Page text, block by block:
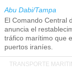
Abu Dabi/Tampa
El Comando Central
anuncia el
tráfico marítimo que
puertos iraníes.
TRANSPORTE